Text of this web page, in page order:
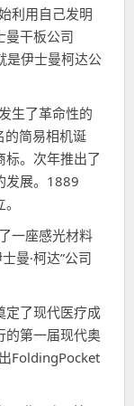
利用自己发明
曼干板公司
是伊士曼柯达公
生了革命性的
的简易相机诞
标。次年推出了
发展。1889
一座感光材料
曼·柯达”公司
定了现代医疗成
的第一届现代奥
FoldingPocket